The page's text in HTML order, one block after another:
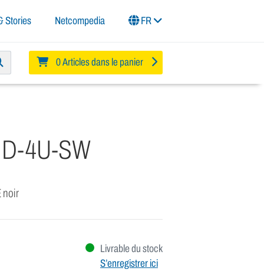
Stories Netcompedia FR
0 Articles dans le panier
4U-SW
noir
Livrable du stock
S’enregistrer ici